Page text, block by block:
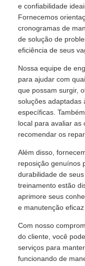
e confiabilidade
Fornecemos
cronogramas de
de solução de
eficiência de seus
Nossa equipe de
para ajudar com
que possam surgir,
soluções adaptadas
específicas.
local para avaliar as
recomendar os
Além disso,
reposição genuínos
durabilidade de
treinamento estão
aprimore seus
e manutenção
Com nosso
do cliente, você
serviços para
funcionando de